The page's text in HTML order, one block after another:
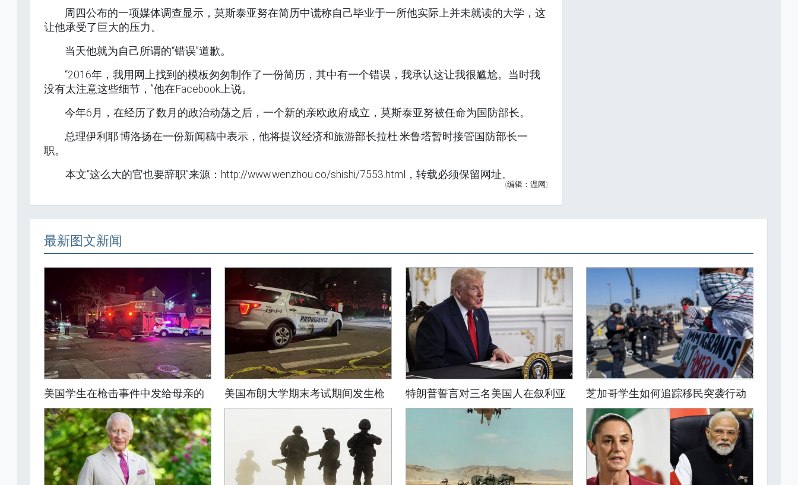
周四公布的一项媒体调查显示，莫斯泰亚努在简历中谎称自己毕业于一所他实际上并未就读的大学，这
让他承受了巨大的压力。
当天他就为自己所谓的“错误”道歉。
“2016年，我用网上找到的模板匆匆制作了一份简历，其中有一个错误，我承认这让我很尴尬。当时我
没有太注意这些细节，”他在Facebook上说。
今年6月，在经历了数月的政治动荡之后，一个新的亲欧政府成立，莫斯泰亚努被任命为国防部长。
总理伊利耶·博洛扬在一份新闻稿中表示，他将提议经济和旅游部长拉杜·米鲁塔暂时接管国防部长一
职。
本文“这么大的官也要辞职”来源：http://www.wenzhou.co/shishi/7553.html，转载必须保留网址。
(编辑：温网)
最新图文新闻
美国学生在枪击事件中发给母亲的 美国布朗大学期末考试期间发生枪 特朗普誓言对三名美国人在叙利亚 芝加哥学生如何追踪移民突袭行动